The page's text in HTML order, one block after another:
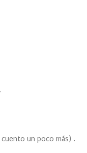
un poco más) .